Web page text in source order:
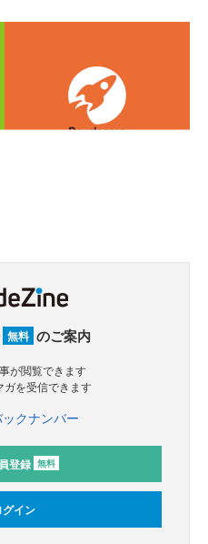
無料 のご案内
が閲覧できます
ガを受信できます
ックナンバー
登録 無料
グイン